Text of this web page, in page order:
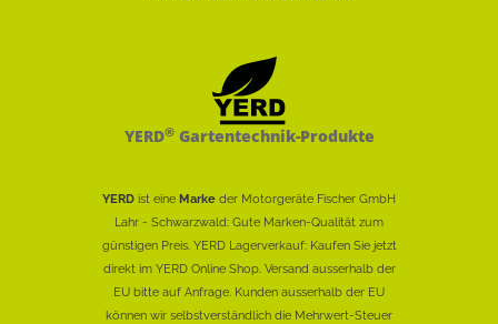
YERD®Gartentechnik-Produkte
YERD ist eine Marke der Motorgeräte Fischer GmbH
Lahr - Schwarzwald: Gute Marken-Qualität zum
günstigen Preis. YERD Lagerverkauf: Kaufen Sie jetzt
direkt im YERD Online Shop. Versand ausserhalb der
EU bitte auf Anfrage. Kunden ausserhalb der EU
können wir selbstverständlich die Mehrwert-Steuer